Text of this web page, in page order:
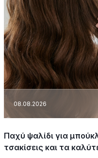
08.08.2026
Παχύ ψαλίδι για
τσακίσεις και τα